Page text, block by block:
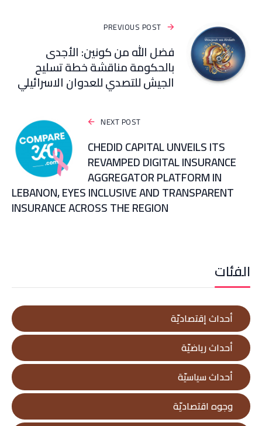
PREVIOUS POST
فضل الله من كونين: الأجدى
بالحكومة مناقشة خطة تسليح
الجيش للتصدي للعدوان الاسرائيلي
NEXT POST
CHEDID CAPITAL UNVEILS ITS
REVAMPED DIGITAL INSURANCE
AGGREGATOR PLATFORM IN
LEBANON, EYES INCLUSIVE AND TRANSPARENT
INSURANCE ACROSS THE REGION
الفئات
أحداث إقتصاديّة
أحداث رياضيّة
أحداث سياسيّة
وجوه اقتصاديّة